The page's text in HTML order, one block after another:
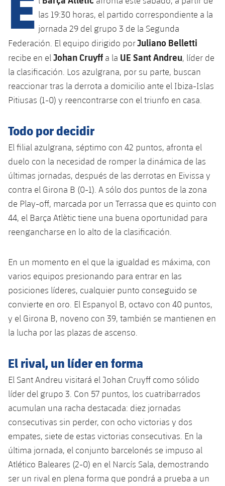
plusicon
más
Instalaciones
Spotify Camp Nou
Estadi Johan Cruyff
Barça Cafe
Ciutat Esportiva
La Masia
plusicon
más
Servicios
Servicios Médicos
Accesibilidad
plusicon
más
Acreditaciones
Instalaciones
las 19:30 horas, el partido correspondiente a la
jornada 29 del grupo 3 de la Segunda
Federación. El equipo dirigido porJuliano Belletti
recibe en el Johan Cruyff a la UE Sant Andreu, líder de
la clasificación. Los azulgrana, por su parte, buscan
reaccionar tras la derrota a domicilio ante el Ibiza-Islas
Pitiusas (1-0) y reencontrarse con el triunfo en casa.
Todo por decidir
El filial azulgrana, séptimo con 42 puntos, afronta el
duelo con la necesidad de romper la dinámica de las
últimas jornadas, después de las derrotas en Eivissa y
contra el Girona B (0-1). A sólo dos puntos de la zona
de Play-off, marcada por un Terrassa que es quinto con
44, el Barça Atlètic tiene una buena oportunidad para
reengancharse en lo alto de la clasificación.
En un momento en el que la igualdad es máxima, con
varios equipos presionando para entrar en las
posiciones líderes, cualquier punto conseguido se
convierte en oro. El Espanyol B, octavo con 40 puntos,
y el Girona B, noveno con 39, también se mantienen en
la lucha por las plazas de ascenso.
El rival, un líder en forma
El Sant Andreu visitará el Johan Cruyff como sólido
líder del grupo 3. Con 57 puntos, los cuatribarrados
acumulan una racha destacada: diez jornadas
consecutivas sin perder, con ocho victorias y dos
empates, siete de estas victorias consecutivas. En la
última jornada, el conjunto barcelonés se impuso al
Atlético Baleares (2-0) en el Narcís Sala, demostrando
ser un rival en plena forma que pondrá a prueba a un